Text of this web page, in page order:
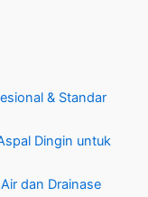
& Standar
Dingin untuk
dan Drainase